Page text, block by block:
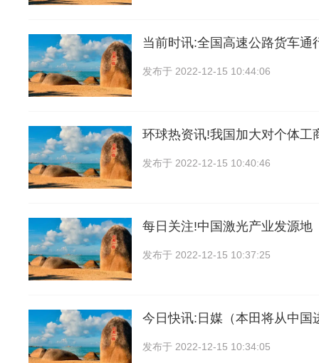
当前时讯:全国高速公路货车通
发布于 2022-12-15 10:44:06
环球热资讯!我国加大对个体工
发布于 2022-12-15 10:40:46
每日关注!中国激光产业发源地
发布于 2022-12-15 10:37:25
今日快讯:日媒（本田将从中国
发布于 2022-12-15 10:34:05